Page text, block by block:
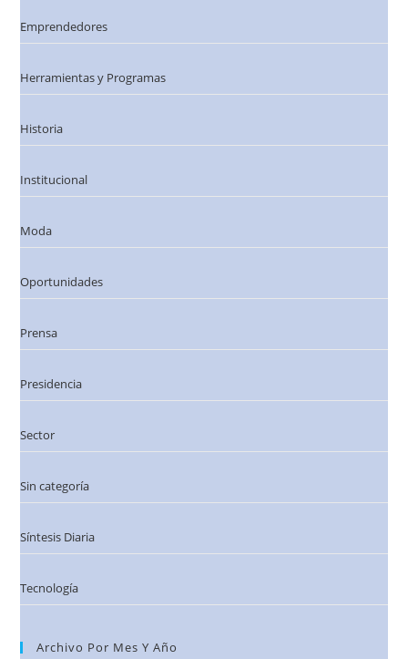
Emprendedores
Herramientas y Programas
Historia
Institucional
Moda
Oportunidades
Prensa
Presidencia
Sector
Sin categoría
Síntesis Diaria
Tecnología
Archivo Por Mes Y Año